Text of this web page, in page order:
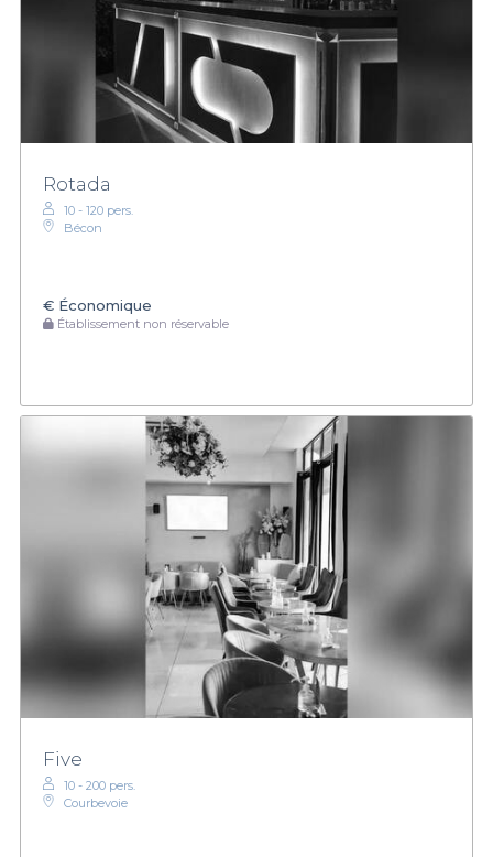
Rotada
10 - 120 pers.
Bécon
€ Économique
Établissement non réservable
Five
10 - 200 pers.
Courbevoie